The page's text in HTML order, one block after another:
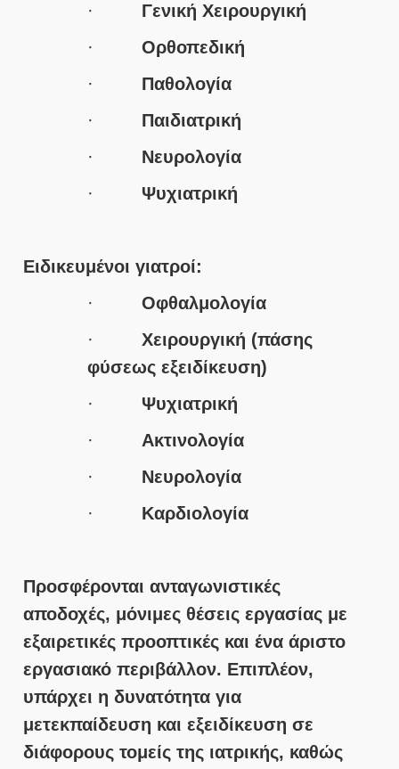
· Γενική Χειρουργική
· Ορθοπεδική
· Παθολογία
· Παιδιατρική
· Νευρολογία
· Ψυχιατρική
Ειδικευμένοι γιατροί:
· Οφθαλμολογία
· Χειρουργική (πάσης
φύσεως εξειδίκευση)
· Ψυχιατρική
· Ακτινολογία
· Νευρολογία
· Καρδιολογία
Προσφέρονται ανταγωνιστικές
αποδοχές, μόνιμες θέσεις εργασίας με
εξαιρετικές προοπτικές και ένα άριστο
εργασιακό περιβάλλον. Επιπλέον,
υπάρχει η δυνατότητα για
μετεκπαίδευση και εξειδίκευση σε
διάφορους τομείς της ιατρικής, καθώς